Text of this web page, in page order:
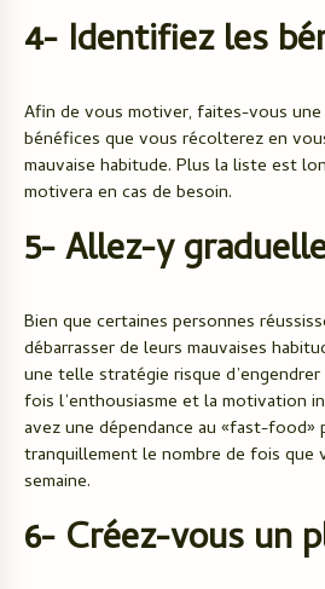
4- Identifiez les
Afin de vous motiver, faites-vous
bénéfices que vous récolterez en
mauvaise habitude. Plus la liste est
motivera en cas de besoin.
5- Allez-y
Bien que certaines personnes
débarrasser de leurs mauvaises
une telle stratégie risque
fois l’enthousiasme et la motivation
avez une dépendance au «fast-food»
tranquillement le nombre de fois que
semaine.
6- Créez-vous un